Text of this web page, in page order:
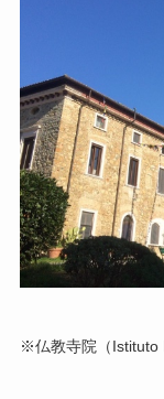
※仏教寺院（Istituto